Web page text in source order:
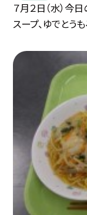
７月２日（水）今
スープ、ゆでとう